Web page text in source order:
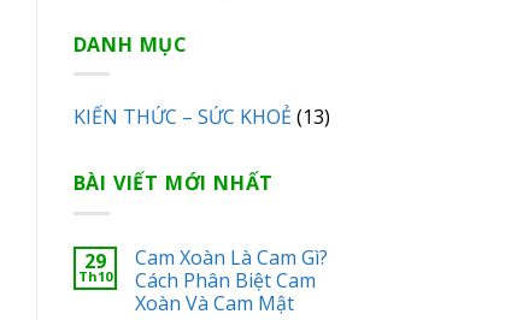
DANH MỤC
KIẾN THỨC – SỨC KHOẺ (13)
BÀI VIẾT MỚI NHẤT
29
Th10
Cam Xoàn Là Cam Gì?
Cách Phân Biệt Cam
Xoàn Và Cam Mật